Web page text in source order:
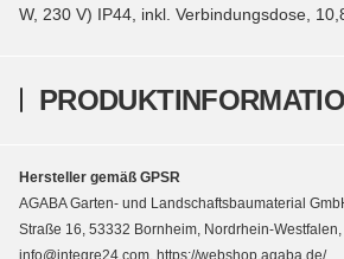
W, 230 V) IP44, inkl. Verbindungsdose,
Hersteller gemäß GPSR
AGABA Garten- und Landschaftsbaumaterial
Straße 16, 53332 Bornheim, Nordrhein-Westfalen,
info@integre24.com, https://webshop.agaba.de/